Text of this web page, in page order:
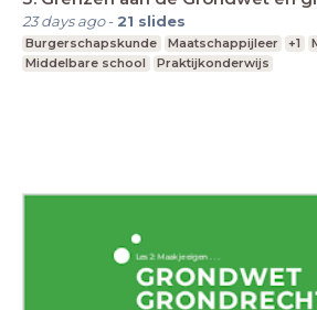
23 days ago- 21 slides
Burgerschapskunde Maatschappijleer +1
Middelbare school
Praktijkonderwijs